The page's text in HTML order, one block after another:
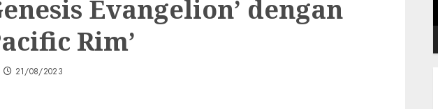
Evangelion’ dengan
Rim’
21/08/2023